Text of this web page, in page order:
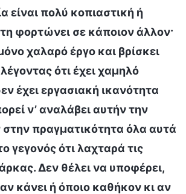
είναι πολύ κοπιαστική ή
φορτώνει σε κάποιον άλλον·
χαλαρό έργο και βρίσκει
ότι έχει χαμηλό
έχει εργασιακή ικανότητα
ν’ αναλάβει αυτήν την
στην πραγματικότητα όλα αυτά
γεγονός ότι λαχταρά τις
Δεν θέλει να υποφέρει,
κάνει ή όποιο καθήκον κι αν